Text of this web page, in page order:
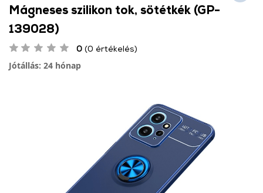
Mágneses szilikon tok, sötétkék (GP-
139028)
0 (0 értékelés)
Jótállás: 24 hónap